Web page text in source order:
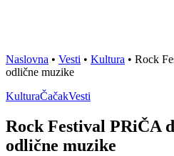
Naslovna • Vesti • Kultura • Rock
odlične muzike
KulturaČačakVesti
Rock Festival PRiČA
odlične muzike